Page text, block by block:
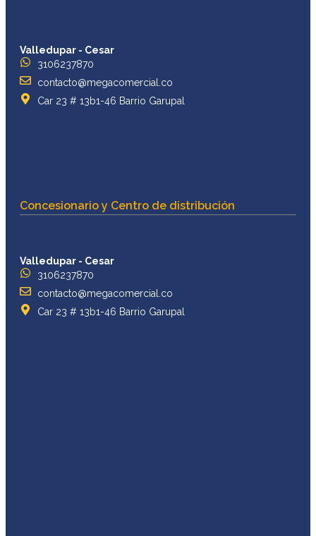
Valledupar - Cesar
3106237870
contacto@megacomercial.co
Car 23 # 13b1-46 Barrio Garupal
Concesionario y Centro de distribución
Valledupar - Cesar
3106237870
contacto@megacomercial.co
Car 23 # 13b1-46 Barrio Garupal